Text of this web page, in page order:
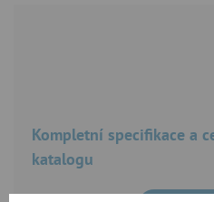
Kompletní specifikace a
katalogu